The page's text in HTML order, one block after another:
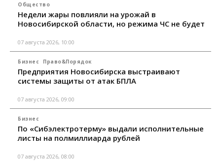
Общество
Недели жары повлияли на урожай в
Новосибирской области, но режима ЧС не будет
07 августа 2026, 10:00
Бизнес Право&Порядок
Предприятия Новосибирска выстраивают
системы защиты от атак БПЛА
07 августа 2026, 09:00
Бизнес
По «Сибэлектротерму» выдали исполнительные
листы на полмиллиарда рублей
07 августа 2026, 08:00